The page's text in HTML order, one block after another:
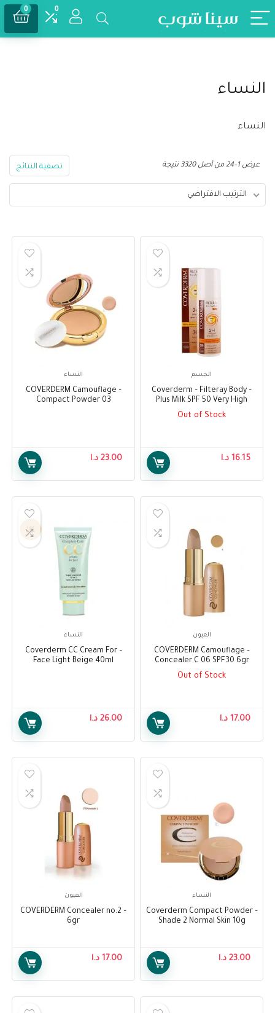
0
0
النساء
النساء
تصفية النتائج عرض 1–24 من أصل 3320 نتيجة
الترتيب الافتراضي
الجسم
– Coverderm – Filteray Body
Plus Milk SPF 50 Very High
Protection – Waterproof
Out of Stock
16.15 د.ا
النساء
– COVERDERM Camouflage
Compact Powder 03
23.00 د.ا
العيون
– COVERDERM Camouflage
Concealer C 06 SPF30 6gr
Out of Stock
17.00 د.ا
النساء
– Coverderm CC Cream For
Face Light Beige 40ml
26.00 د.ا
النساء
– Coverderm Compact Powder
Shade 2 Normal Skin 10g
23.00 د.ا
العيون
– COVERDERM Concealer no.2
6gr
17.00 د.ا